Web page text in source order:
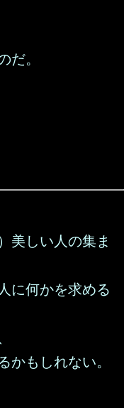
だ。
美しい人の集ま
に何かを求める
かもしれない。